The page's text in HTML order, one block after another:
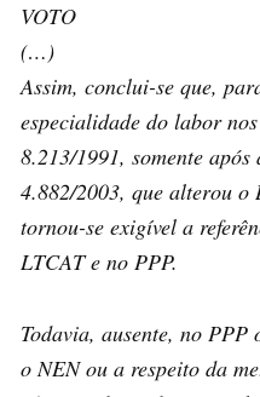
VOTO
(…)
Assim, conclui-se que,
especialidade do labor
8.213/1991, somente
4.882/2003, que alterou o
tornou-se exigível a
LTCAT e no PPP.
Todavia, ausente, no
o NEN ou a respeito da